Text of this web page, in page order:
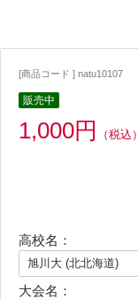
[商品コード ] natu10107
販売中
1,000円 （税込）
高校名：
大会名：